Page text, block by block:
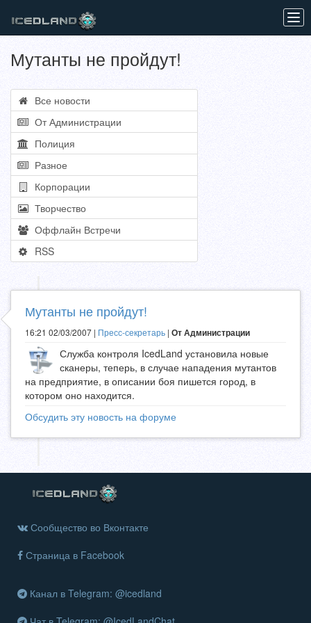
Мутанты не пройдут!
Все новости
От Администрации
Полиция
Разное
Корпорации
Творчество
Оффлайн Встречи
RSS
Мутанты не пройдут!
16:21 02/03/2007 | Пресс-секретарь | От Администрации
Служба контроля IcedLand установила новые
сканеры, теперь, в случае нападения мутантов
на предприятие, в описании боя пишется город, в
котором оно находится.
Обсудить эту новость на форуме
Сообщество во Вконтакте
Страница в Facebook
Канал в Telegram: @icedland